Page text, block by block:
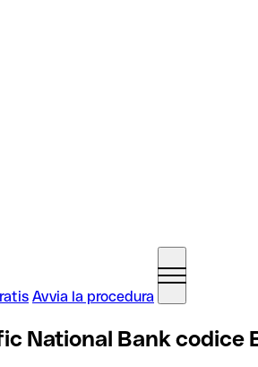
Avvia la procedura
National Bank codice